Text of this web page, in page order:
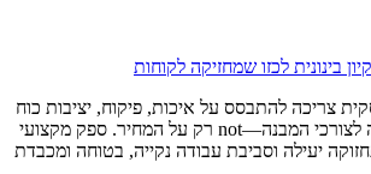
בינונית לכזו שמחזיקה לקוחות
צריכה להתבסס על איכות, פיקוח, יציבות כוח
האדם, זמינות והתאמה לצורכי המבנה—not רק על המחיר. ספק מקצועי
יעילה וסביבת עבודה נקייה, בטוחה ומכבדת